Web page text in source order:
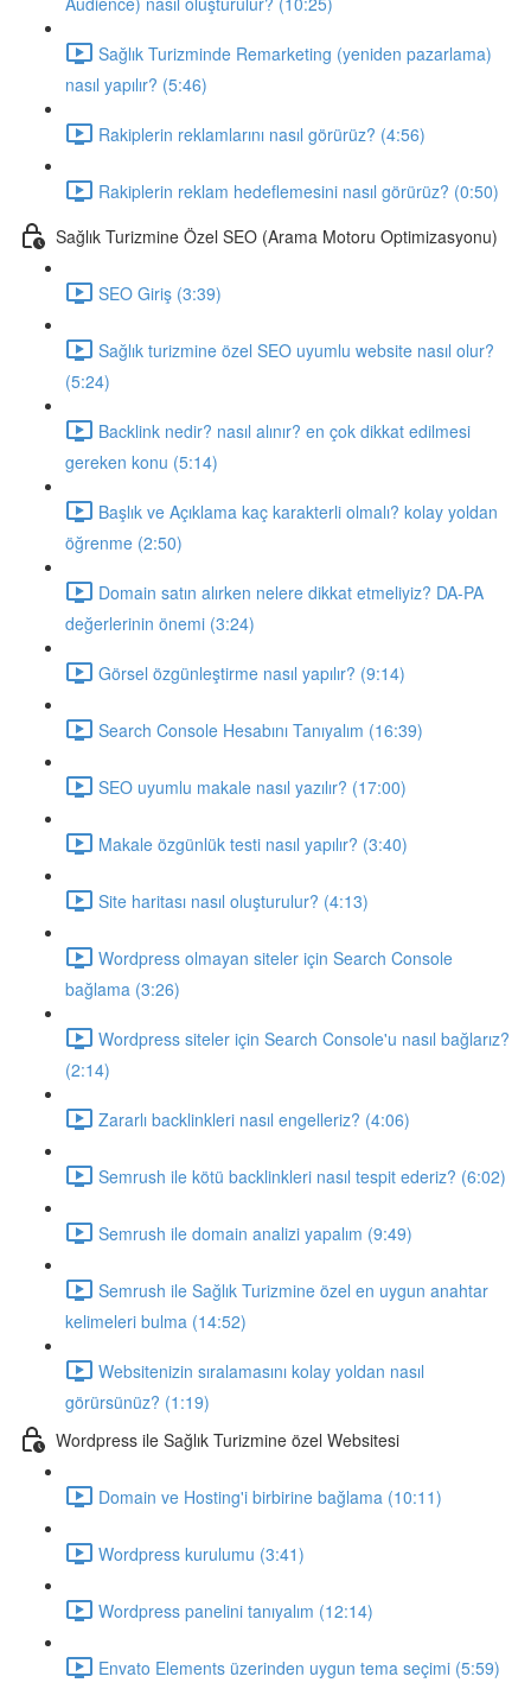
Sağlık Turizminde Remarketing (yeniden pazarlama)
nasıl yapılır? (5:46)
Rakiplerin reklamlarını nasıl görürüz? (4:56)
Rakiplerin reklam hedeflemesini nasıl görürüz? (0:50)
Sağlık Turizmine Özel SEO (Arama Motoru Optimizasyonu)
SEO Giriş (3:39)
Sağlık turizmine özel SEO uyumlu website nasıl olur?
(5:24)
Backlink nedir? nasıl alınır? en çok dikkat edilmesi
gereken konu (5:14)
Başlık ve Açıklama kaç karakterli olmalı? kolay yoldan
öğrenme (2:50)
Domain satın alırken nelere dikkat etmeliyiz? DA-PA
değerlerinin önemi (3:24)
Görsel özgünleştirme nasıl yapılır? (9:14)
Search Console Hesabını Tanıyalım (16:39)
SEO uyumlu makale nasıl yazılır? (17:00)
Makale özgünlük testi nasıl yapılır? (3:40)
Site haritası nasıl oluşturulur? (4:13)
Wordpress olmayan siteler için Search Console
bağlama (3:26)
Wordpress siteler için Search Console'u nasıl bağlarız?
(2:14)
Zararlı backlinkleri nasıl engelleriz? (4:06)
Semrush ile kötü backlinkleri nasıl tespit ederiz? (6:02)
Semrush ile domain analizi yapalım (9:49)
Semrush ile Sağlık Turizmine özel en uygun anahtar
kelimeleri bulma (14:52)
Websitenizin sıralamasını kolay yoldan nasıl
görürsünüz? (1:19)
Wordpress ile Sağlık Turizmine özel Websitesi
Domain ve Hosting'i birbirine bağlama (10:11)
Wordpress kurulumu (3:41)
Wordpress panelini tanıyalım (12:14)
Envato Elements üzerinden uygun tema seçimi (5:59)